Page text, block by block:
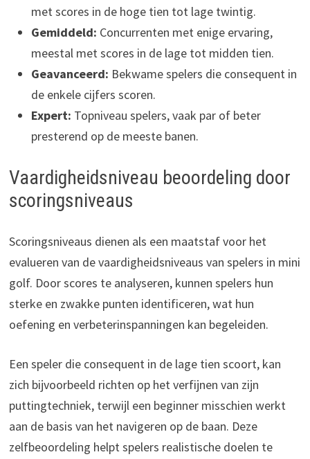
met scores in de hoge tien tot lage twintig.
Gemiddeld: Concurrenten met enige ervaring,
meestal met scores in de lage tot midden tien.
Geavanceerd: Bekwame spelers die consequent in
de enkele cijfers scoren.
Expert: Topniveau spelers, vaak par of beter
presterend op de meeste banen.
Vaardigheidsniveau beoordeling door
scoringsniveaus
Scoringsniveaus dienen als een maatstaf voor het
evalueren van de vaardigheidsniveaus van spelers in mini
golf. Door scores te analyseren, kunnen spelers hun
sterke en zwakke punten identificeren, wat hun
oefening en verbeterinspanningen kan begeleiden.
Een speler die consequent in de lage tien scoort, kan
zich bijvoorbeeld richten op het verfijnen van zijn
puttingtechniek, terwijl een beginner misschien werkt
aan de basis van het navigeren op de baan. Deze
zelfbeoordeling helpt spelers realistische doelen te